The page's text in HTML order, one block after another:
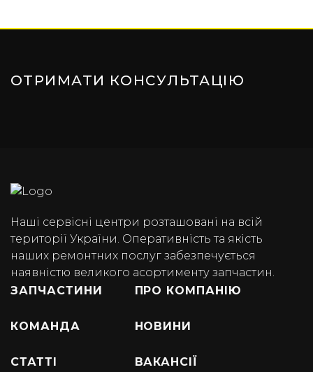
ОТРИМАТИ КОНСУЛЬТАЦІЮ
Наші сервісні центри розташовані на всій
території України. Оперативність та якість
наших ремонтних послуг забезпечується
наявністю великого асортименту запчастин.
ЗАПЧАСТИНИ
ПРО КОМПАНІЮ
КОМАНДА НОВИНИ
СТАТТІ ВАКАНСІЇ